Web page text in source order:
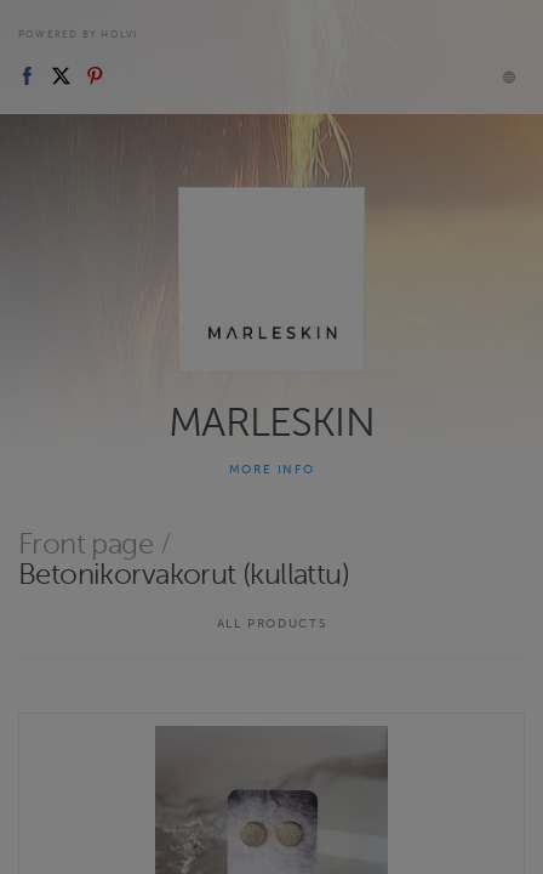
POWERED BY HOLVI
MARLESKIN
Ihanaa, että olet löytänyt verkkokauppaani! Mikäli et löydä täältä
mieleistäsi, niin ole rohkeasti minuun yhteydessä esim.
instagramin kautta, sillä vain murto-osa valmiista tuotteistani on
MARLESKIN terms & conditions
MORE INFO
Front page /
Betonikorvakorut (kullattu)
ALL PRODUCTS